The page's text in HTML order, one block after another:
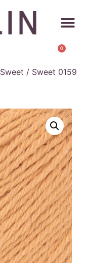
0
Sweet / Sweet 0159